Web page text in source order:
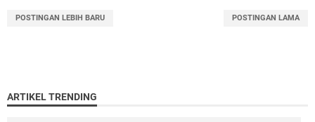
POSTINGAN LEBIH BARU POSTINGAN LAMA
ARTIKEL TRENDING